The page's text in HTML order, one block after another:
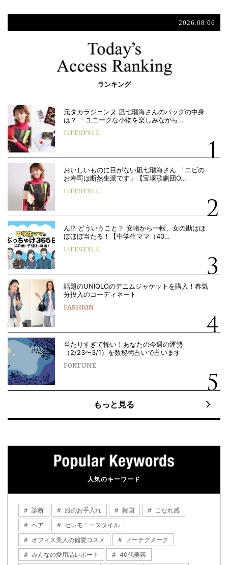
2026.08.06
ランキング
元タカラジェンヌ 凪七瑠海さんのバッグの中身
は？ 「ユニークな小物を楽しみながら…
LIFESTYLE
おいしいものに目がない凪七瑠海さん 「エビの
お寿司は断然生派です」【宝塚歌劇団O…
LIFESTYLE
ん!? どういうこと？ 安堵から一転、女の勘はほ
ぼほぼ当たる！【中学生ママ（40…
LIFESTYLE
話題のUNIQLOのデニムジャケットを購入！春気
分投入のコーディネート
FASHION
当たりすぎて怖い！あなたの今週の運勢
（2/23〜3/1）を数秘術占いで占います
FORTUNE
もっと見る
人気のキーワード
診断 服のお手入れ 韓国
こなれ感
ヘア
セレモニースタイル
オフィス美人の偏愛コスメ
ノーテクメーク
みんなの愛用品レポート
40代美容